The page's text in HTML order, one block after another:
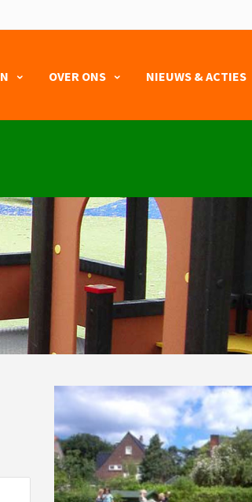
OVER ONS NIEUWS & ACTIES